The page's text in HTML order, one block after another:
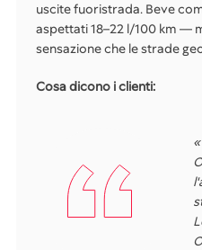
uscite fuoristrada. Beve
aspettati 18–22 l/100 km —
sensazione che le strade
Cosa dicono i clienti: